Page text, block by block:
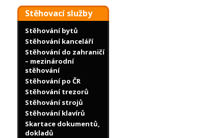
Stěhovací služby
Stěhování bytů
Stěhování kanceláří
Stěhování do zahraničí
– mezinárodní
stěhování
Stěhování po ČR
Stěhování trezorů
Stěhování strojů
Stěhování klavírů
Skartace dokumentů,
dokladů